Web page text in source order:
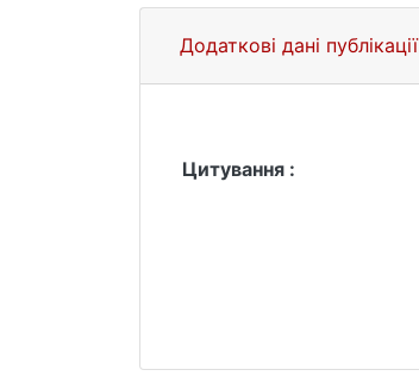
Додаткові дані публікації
Цитування :